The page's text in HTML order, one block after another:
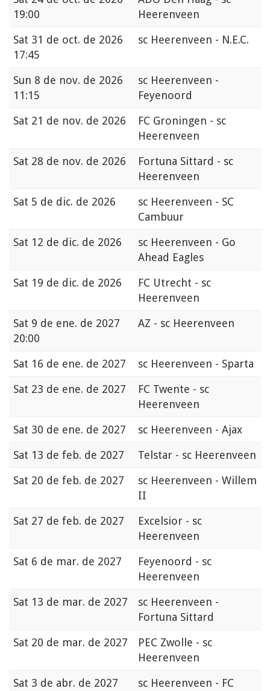
19:00
Heerenveen
Sat 31 de oct. de 2026
17:45
sc Heerenveen - N.E.C.
Sun 8 de nov. de 2026
11:15
sc Heerenveen -
Feyenoord
Sat 21 de nov. de 2026
FC Groningen - sc
Heerenveen
Sat 28 de nov. de 2026
Fortuna Sittard - sc
Heerenveen
Sat 5 de dic. de 2026
sc Heerenveen - SC
Cambuur
Sat 12 de dic. de 2026
sc Heerenveen - Go
Ahead Eagles
Sat 19 de dic. de 2026
FC Utrecht - sc
Heerenveen
Sat 9 de ene. de 2027
20:00
AZ - sc Heerenveen
Sat 16 de ene. de 2027
sc Heerenveen - Sparta
Sat 23 de ene. de 2027
FC Twente - sc
Heerenveen
Sat 30 de ene. de 2027
sc Heerenveen - Ajax
Sat 13 de feb. de 2027
Telstar - sc Heerenveen
Sat 20 de feb. de 2027
sc Heerenveen - Willem
II
Sat 27 de feb. de 2027
Excelsior - sc
Heerenveen
Sat 6 de mar. de 2027
Feyenoord - sc
Heerenveen
Sat 13 de mar. de 2027
sc Heerenveen -
Fortuna Sittard
Sat 20 de mar. de 2027
PEC Zwolle - sc
Heerenveen
Sat 3 de abr. de 2027
sc Heerenveen - FC